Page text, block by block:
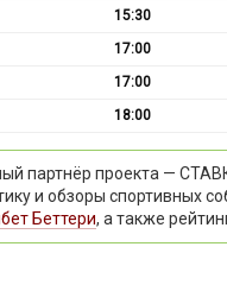
15:30
17:00
17:00
18:00
партнёр проекта —
и обзоры спортивных
Беттери, а также